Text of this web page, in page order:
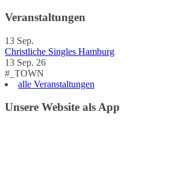
Veranstaltungen
13 Sep.
Christliche Singles Hamburg
13 Sep. 26
#_TOWN
alle Veranstaltungen
Unsere Website als App